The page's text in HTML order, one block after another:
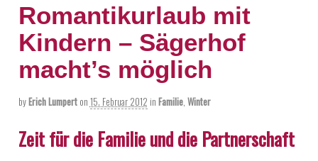
Romantikurlaub mit
Kindern – Sägerhof
macht’s möglich
byErich Lumpert on 15. Februar 2012 in Familie, Winter
Zeit für die Familie und die Partnerschaft